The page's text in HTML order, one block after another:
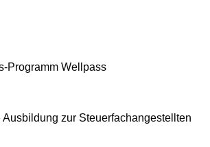
Programm Wellpass
zur Steuerfachangestellten